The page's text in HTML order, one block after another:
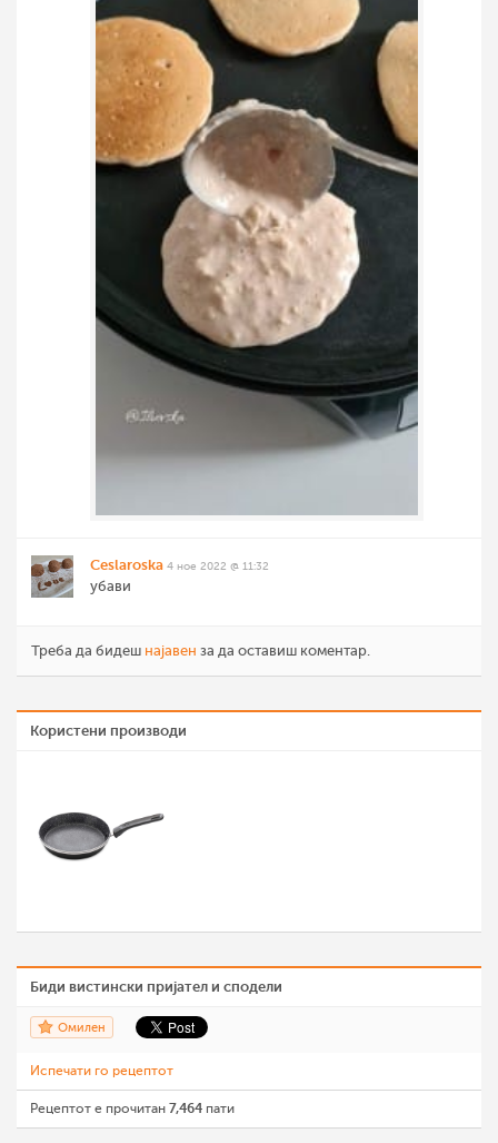
Ceslaroska 4 ное 2022 @ 11:32
убави
Треба да бидеш најавен за да оставиш коментар.
Користени производи
Биди вистински пријател и сподели
Омилен
Испечати го рецептот
Рецептот е прочитан 7,464 пати